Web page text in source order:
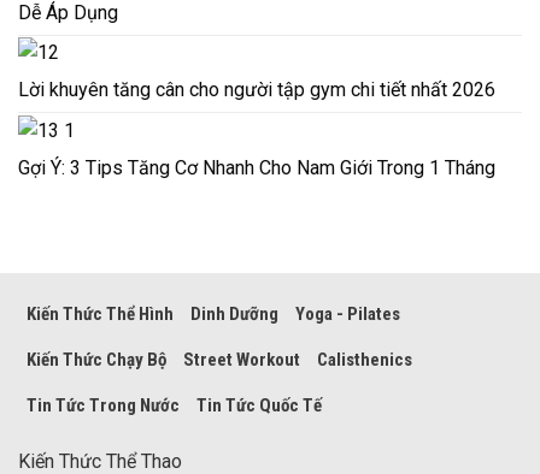
Dễ Áp Dụng
Lời khuyên tăng cân cho người tập gym chi tiết nhất 2026
Gợi Ý: 3 Tips Tăng Cơ Nhanh Cho Nam Giới Trong 1 Tháng
Kiến Thức Thể Hình Dinh Dưỡng Yoga - Pilates
Kiến Thức Chạy Bộ Street Workout Calisthenics
Tin Tức Trong Nước Tin Tức Quốc Tế
Kiến Thức Thể Thao